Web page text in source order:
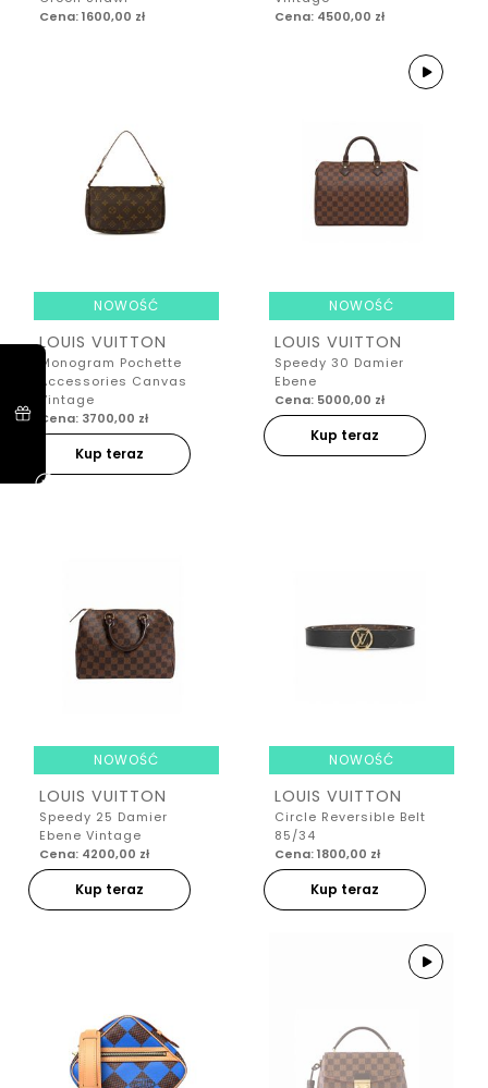
Cena: 1600,00 zł
Cena: 4500,00 zł
NOWOŚĆ
LOUIS VUITTON
Monogram Pochette
Accessories Canvas
Vintage
Cena: 3700,00 zł
Kup teraz
NOWOŚĆ
LOUIS VUITTON
Speedy 30 Damier
Ebene
Cena: 5000,00 zł
Kup teraz
NOWOŚĆ
LOUIS VUITTON
Speedy 25 Damier
Ebene Vintage
Cena: 4200,00 zł
Kup teraz
NOWOŚĆ
LOUIS VUITTON
Circle Reversible Belt
85/34
Cena: 1800,00 zł
Kup teraz